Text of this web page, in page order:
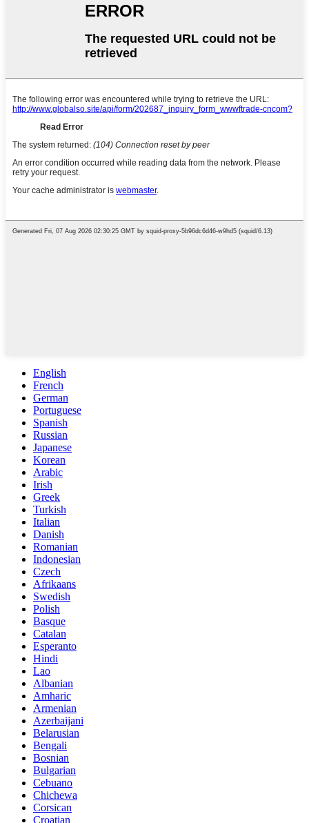
English
French
German
Portuguese
Spanish
Russian
Japanese
Korean
Arabic
Irish
Greek
Turkish
Italian
Danish
Romanian
Indonesian
Czech
Afrikaans
Swedish
Polish
Basque
Catalan
Esperanto
Hindi
Lao
Albanian
Amharic
Armenian
Azerbaijani
Belarusian
Bengali
Bosnian
Bulgarian
Cebuano
Chichewa
Corsican
Croatian